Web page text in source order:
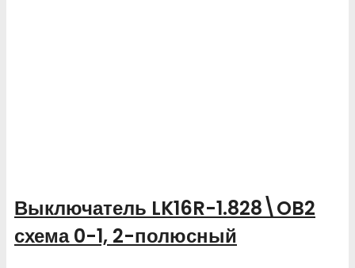
Выключатель LK16R-1.828\OB2
схема 0-1, 2-полюсный